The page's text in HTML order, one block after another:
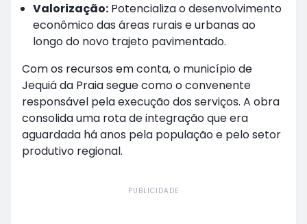
Valorização: Potencializa o desenvolvimento
econômico das áreas rurais e urbanas ao
longo do novo trajeto pavimentado.
Com os recursos em conta, o município de
Jequiá da Praia segue como o convenente
responsável pela execução dos serviços. A obra
consolida uma rota de integração que era
aguardada há anos pela população e pelo setor
produtivo regional.
PUBLICIDADE